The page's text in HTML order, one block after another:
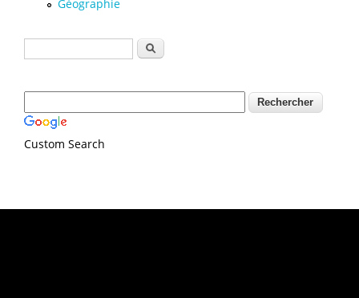
Géographie
Formulaire de recherche
Rechercher
Custom Search